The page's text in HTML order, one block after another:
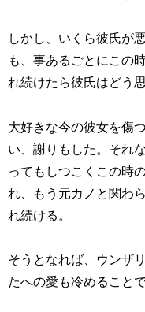
しかし、いくら彼氏が
も、事あるごとにこの
れ続けたら彼氏はどう
大好きな今の彼女を傷
い、謝りもした。それ
ってもしつこくこの時
れ、もう元カノと関わ
れ続ける。
そうとなれば、ウンザ
たへの愛も冷めること